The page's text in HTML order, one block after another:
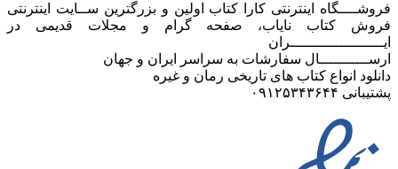
فروشــــگاه اینترنتی کارا کتاب اولین و بزرگترین ســایت اینترنتی
فروش کتاب نایاب، صفحه گرام و مجلات قدیمی در
ایـــــــــــــــــــــران
ارســـــــــــال سفارشات به سراسر ایران و جهان
دانلود انواع کتاب های تاریخی رمان و غیره
پشتیبانی ۰۹۱۲۵۳۴۳۶۴۴